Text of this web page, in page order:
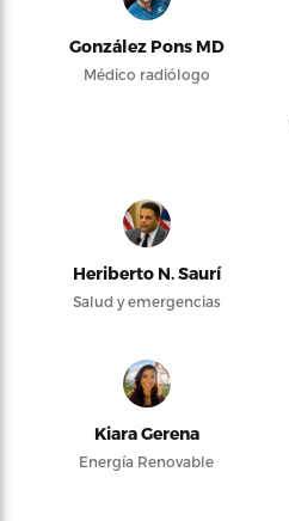
González Pons MD
Médico radiólogo
Heriberto N. Saurí
Salud y emergencias
Kiara Gerena
Energía Renovable